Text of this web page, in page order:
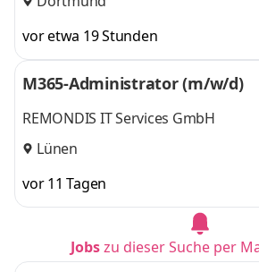
vor etwa 19 Stunden
M365-Administrator (m/w/d)
REMONDIS IT Services GmbH
Lünen
vor 11 Tagen
Jobszu dieser Suche per